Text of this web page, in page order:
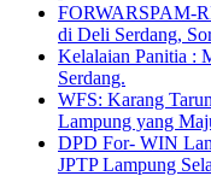
FORWARSPAM-
di Deli Serdang,
Kelalaian Panitia :
Serdang.
WFS: Karang
Lampung yang
DPD For- WIN
JPTP Lampung